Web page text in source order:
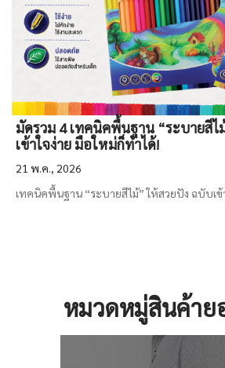
มัดรวม 4 เทคนิคพื้นฐาน “ระบายสี
เข้าใจง่าย มือใหม่ก็ทำได้!
21 พ.ค., 2026
เทคนิคพื้นฐาน “ระบายสีไม้” ให้สวยปัง ฉบับเข้
หมวดหมู่สินค้าย